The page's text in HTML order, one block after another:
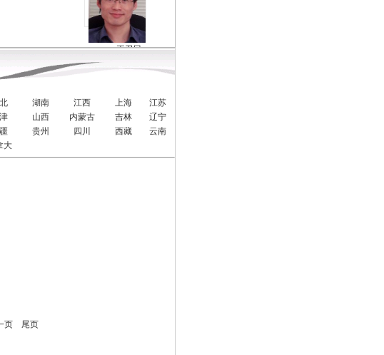
王卫民
湖南 江西 上海
江苏
山西 内蒙古 吉林
辽宁
贵州 四川 西藏
云南
大
页 尾页